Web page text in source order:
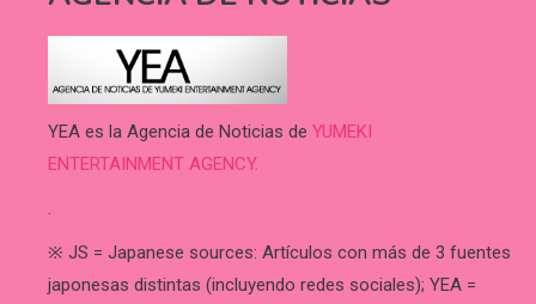
YEA es la Agencia de Noticias de YUMEKI
ENTERTAINMENT AGENCY.
.
※ JS = Japanese sources: Artículos con más de 3 fuentes
japonesas distintas (incluyendo redes sociales); YEA =